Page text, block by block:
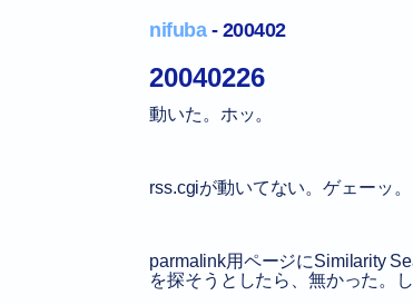
nifuba- 200402
20040226
動いた。ホッ。
rss.cgiが動いてない。ゲェーッ。
parmalink用ページにSimilarity
を探そうとしたら、無かった。し